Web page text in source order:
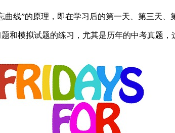
线”的原理，即在学习后的第一天、第三天、
模拟试题的练习，尤其是历年的中考真题，